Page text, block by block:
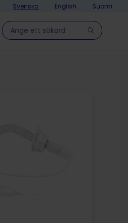
Svenska English Suomi
Hae sivulla